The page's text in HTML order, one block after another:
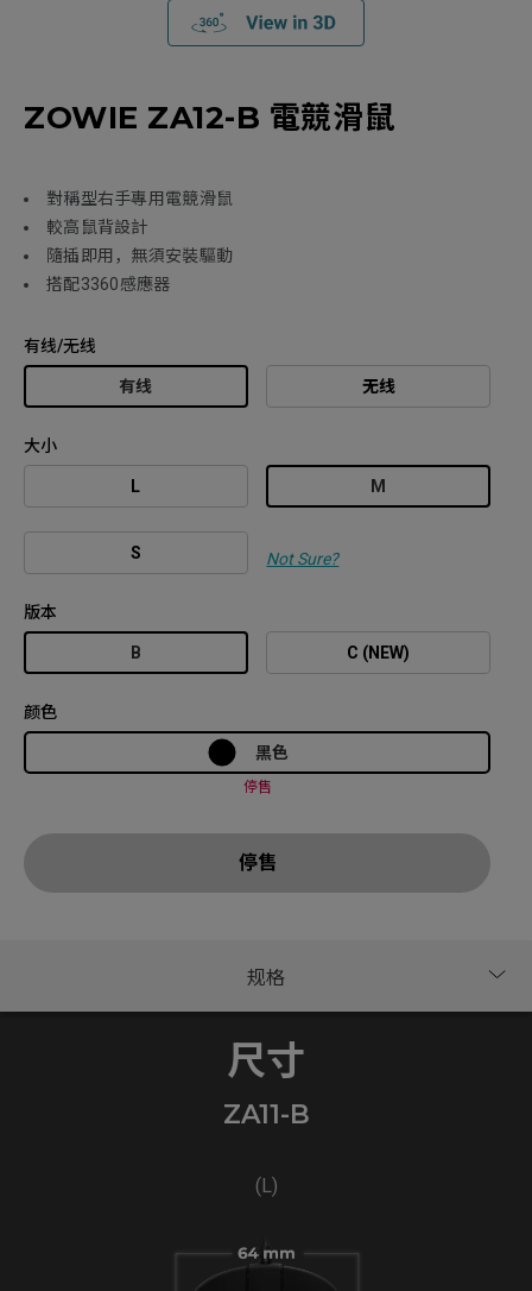
ZOWIE ZA12-B 電競滑鼠
對稱型右手專用電競滑鼠
較高鼠背設計
隨插即用，無須安裝驅動
搭配3360感應器
有线/无线
有线 无线
大小
L M
S Not Sure?
版本
B C (NEW)
颜色
黑色
停售
停售
尺寸
ZA11-B
(L)